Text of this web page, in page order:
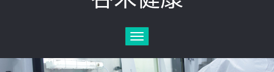
Toggle
navigation